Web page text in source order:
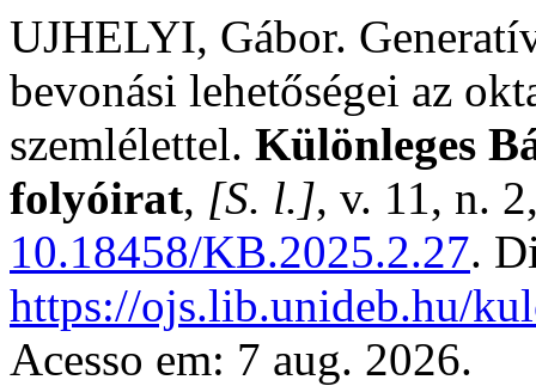
UJHELYI, Gábor.
bevonási lehetőségei az
szemlélettel. Különleges
folyóirat, [S. l.], v. 11, n.
10.18458/KB.2025.2.27.
https://ojs.lib.unideb.hu/
Acesso em: 7 aug. 2026.